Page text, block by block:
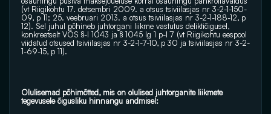
(vt Riigikohtu 17. detsembri 2009. a otsus tsiviilasjas nr 3-2-1-150-
09, p 11; 25. veebruari 2013. a otsus tsiviilasjas nr 3-2-1-188-12, p
12). Sel juhul põhineb juhtorgani liikme vastutus deliktiõigusel,
konkreetselt VÕS §-l 1043 ja § 1045 lg 1 p-l 7 (vt Riigikohtu eespool
viidatud otsused tsiviilasjas nr 3-2-1-7-10, p 30 ja tsiviilasjas nr 3-2-
1-69-15, p 11).
Olulisemad põhimõtted, mis on olulised juhtorganite liikmete
tegevusele õigusliku hinnangu andmisel: